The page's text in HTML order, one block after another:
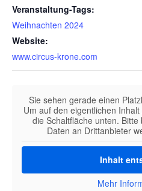
Veranstaltung-Tags:
Weihnachten 2024
Website:
www.circus-krone.com
Sie sehen gerade einen
Um auf den eigentlichen
die Schaltfläche unten.
Daten an Drittanbieter
Inhalt
Mehr